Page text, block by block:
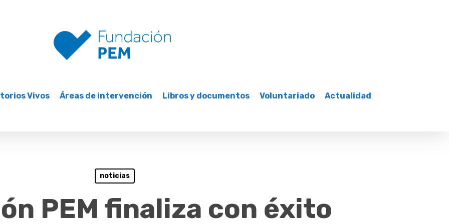
Vivos Áreas de intervención Libros y documentos Voluntariado Actualidad
noticias
PEM finaliza con éxito